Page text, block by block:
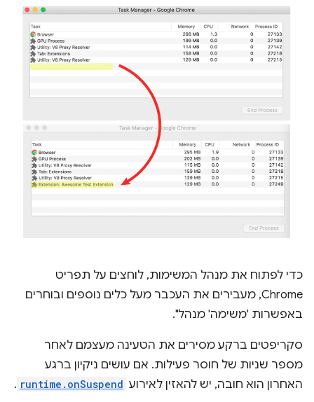
כדי לפתוח את מנהל המשימות, לוחצים על תפריט
Chrome, מעבירים את העכבר מעל כלים נוספים ובוחרים
באפשרות 'משימה' מנהל".
סקריפטים ברקע מסירים את הטעינה מעצמם לאחר
מספר שניות של חוסר פעילות. אם עושים ניקיון ברגע
האחרון הוא חובה, יש להאזין לאירוע runtime.onSuspend
.